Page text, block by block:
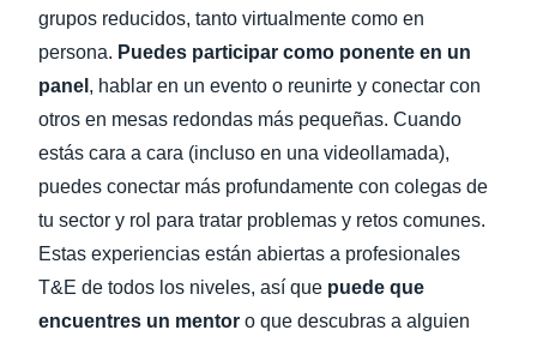
grupos reducidos, tanto virtualmente como en
persona. Puedes participar como ponente en un
panel , hablar en un evento o reunirte y conectar con
otros en mesas redondas más pequeñas. Cuando
estás cara a cara (incluso en una videollamada),
puedes conectar más profundamente con colegas de
tu sector y rol para tratar problemas y retos comunes.
Estas experiencias están abiertas a profesionales
T&E de todos los niveles, así que puede que
encuentres un mentor o que descubras a alguien